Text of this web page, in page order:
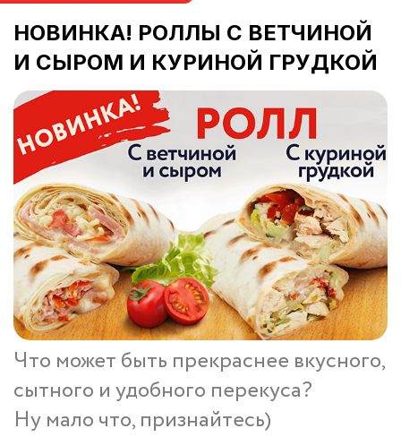
НОВИНКА! РОЛЛЫ С ВЕТЧИНОЙ
И СЫРОМ И КУРИНОЙ ГРУДКОЙ
Что может быть прекраснее вкусного,
сытного и удобного перекуса?
Ну мало что, признайтесь)